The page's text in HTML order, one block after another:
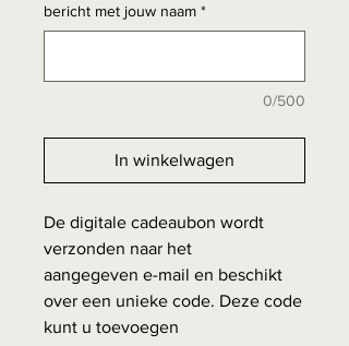
bericht met jouw naam *
0/500
In winkelwagen
De digitale cadeaubon wordt
verzonden naar het
aangegeven e-mail en beschikt
over een unieke code. Deze code
kunt u toevoegen